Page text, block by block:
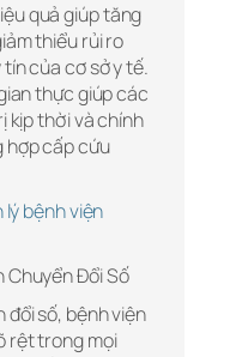
quả giúp tăng
thiểu rủi ro
của cơ sở y tế.
thực giúp các
kịp thời và chính
cấp cứu
lý bệnh viện
Chuyển Đổi Số
đổi số, bệnh viện
rệt trong mọi